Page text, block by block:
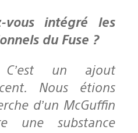
du Fuse ?
Nous étions
d’un McGuffin
une substance